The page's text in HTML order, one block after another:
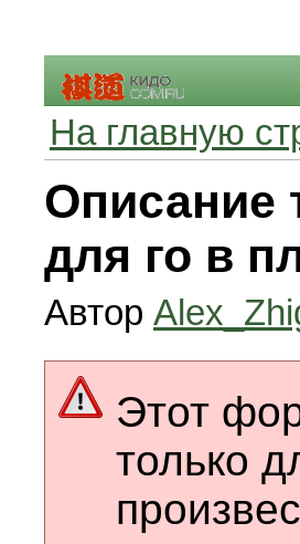
На главную
Описание
для го в
Автор
Этот
только